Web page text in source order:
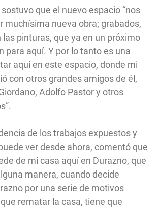
que el nuevo espacio “nos
muchísima nueva obra; grabados,
pinturas, que ya en un próximo
para aquí. Y por lo tanto es una
aquí en este espacio, donde mi
con otros grandes amigos de él,
Adolfo Pastor y otros
de los trabajos expuestos y
ver desde ahora, comentó que
de mi casa aquí en Durazno, que
manera, cuando decide
por una serie de motivos
rematar la casa, tiene que